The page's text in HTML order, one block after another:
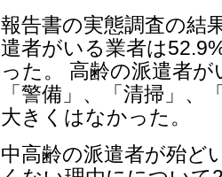
報告書の実態調査の結
遣者がいる業者は
った。 高齢の派遣者
「警備」、「清掃」、
大きくはなかった。
中高齢の派遣者が殆ど